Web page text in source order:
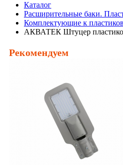
Каталог
Расширительные баки.
Комплектующие к
АКВАТЕК Штуцер
Рекомендуем